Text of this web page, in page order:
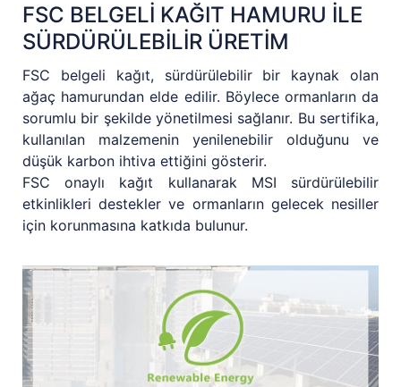
FSC BELGELİ KAĞIT HAMURU İLE
SÜRDÜRÜLEBİLİR ÜRETİM
FSC belgeli kağıt, sürdürülebilir bir kaynak olan
ağaç hamurundan elde edilir. Böylece ormanların da
sorumlu bir şekilde yönetilmesi sağlanır. Bu sertifika,
kullanılan malzemenin yenilenebilir olduğunu ve
düşük karbon ihtiva ettiğini gösterir.
FSC onaylı kağıt kullanarak MSI sürdürülebilir
etkinlikleri destekler ve ormanların gelecek nesiller
için korunmasına katkıda bulunur.